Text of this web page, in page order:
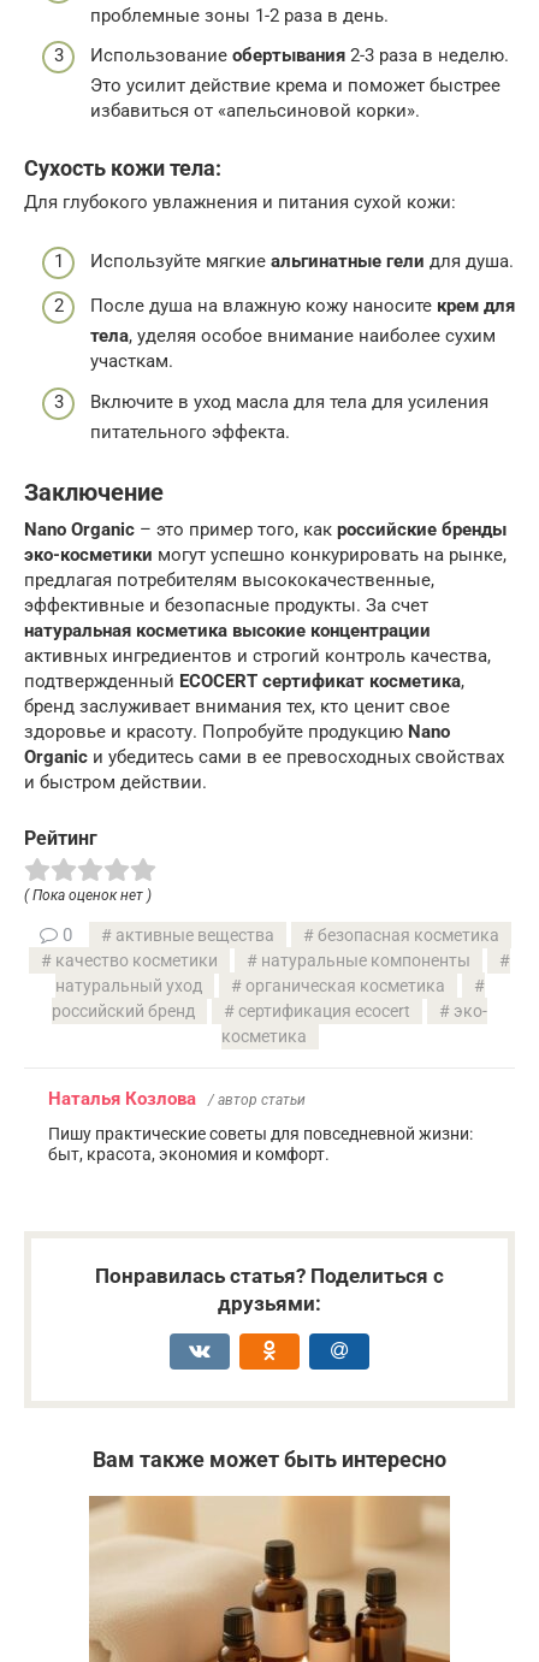
проблемные зоны 1-2 раза в день.
Использование обертывания 2-3 раза в неделю.
Это усилит действие крема и поможет быстрее
избавиться от «апельсиновой корки».
Сухость кожи тела:
Для глубокого увлажнения и питания сухой кожи:
Используйте мягкие альгинатные гели для душа.
После душа на влажную кожу наносите крем для
тела, уделяя особое внимание наиболее сухим
участкам.
Включите в уход масла для тела для усиления
питательного эффекта.
Заключение
Nano Organic – это пример того, как российские бренды
эко-косметики могут успешно конкурировать на рынке,
предлагая потребителям высококачественные,
эффективные и безопасные продукты. За счет
натуральная косметика высокие концентрации
активных ингредиентов и строгий контроль качества,
подтвержденный ECOCERT сертификат косметика,
бренд заслуживает внимания тех, кто ценит свое
здоровье и красоту. Попробуйте продукцию Nano
Organic и убедитесь сами в ее превосходных свойствах
и быстром действии.
Рейтинг
( Пока оценок нет )
0 активные вещества
безопасная косметика
качество косметики
натуральные компоненты
натуральный уход
органическая косметика
российский бренд
сертификация ecocert
эко-
косметика
Наталья Козлова / автор статьи
Пишу практические советы для повседневной жизни:
быт, красота, экономия и комфорт.
Понравилась статья? Поделиться с
друзьями:
Вам также может быть интересно